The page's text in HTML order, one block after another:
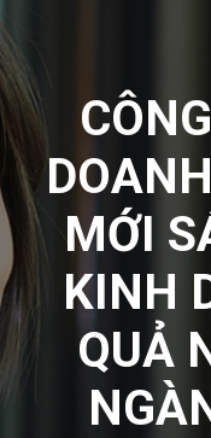
MỚI
KINH
QUẢ